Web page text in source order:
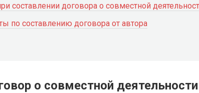
составлении договора о совместной
по составлению договора от автора
о совместной деятельности